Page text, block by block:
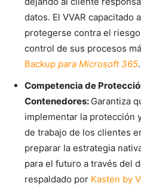
datos. El VVAR capacitado
protegerse contra el
control de sus procesos
Backup para Microsoft 365.
Competencia de
Contenedores: Garantiza
implementar la protección
de trabajo de los clientes
preparar la estrategia
para el futuro a través del
respaldado por Kasten by